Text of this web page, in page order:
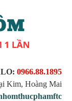
0966.88.1895
Kim, Hoàng Mai